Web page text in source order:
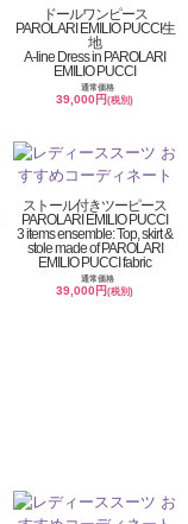
ドールワンピース
PAROLARI EMILIO PUCCI生
地
A-line Dress in PAROLARI
EMILIO PUCCI
通常価格
39,000円(税別)
ストール付きツーピース
PAROLARI EMILIO PUCCI
3 items ensemble: Top, skirt &
stole made of PAROLARI
EMILIO PUCCI fabric
通常価格
39,000円(税別)